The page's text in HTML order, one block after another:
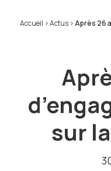
Accueil >Actus >Après 26
sur